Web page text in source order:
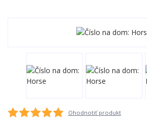
Ohodnotiť produkt